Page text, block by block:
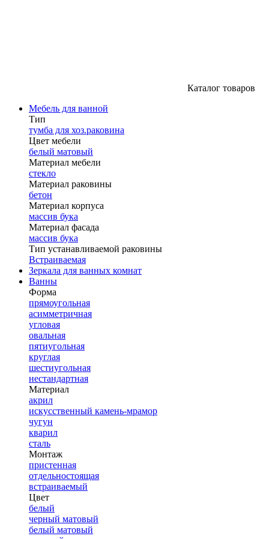
Каталог товаров
Мебель для ванной
Тип
тумба для хоз.раковина
Цвет мебели
белый матовый
Материал мебели
стекло
Материал раковины
бетон
Материал корпуса
массив бука
Материал фасада
массив бука
Тип устанавливаемой раковины
Встраиваемая
Зеркала для ванных комнат
Ванны
Форма
прямоугольная
асимметричная
угловая
овальная
пятиугольная
круглая
шестиугольная
нестандартная
Материал
акрил
искусственный камень-мрамор
чугун
кварил
сталь
Монтаж
пристенная
отдельностоящая
встраиваемый
Цвет
белый
черный матовый
белый матовый